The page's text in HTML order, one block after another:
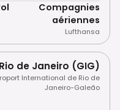
Compagnies
aériennes
Lufthansa
Rio de Janeiro (GIG)
International de Rio de
Janeiro-Galeão